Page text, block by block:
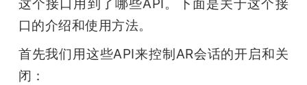
这个接口用到了哪些API。下面是关于这个接
口的介绍和使用方法。
首先我们用这些API来控制AR会话的开启和关
闭：